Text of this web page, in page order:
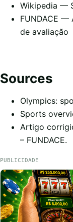
Wikipedia —
FUNDACE
de avaliação
Sources
Olympics:
Sports
Artigo
– FUNDACE.
PUBLICIDADE